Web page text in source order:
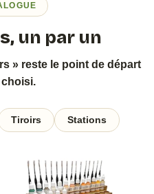
un par un
» reste le point de départ
Tiroirs Stations